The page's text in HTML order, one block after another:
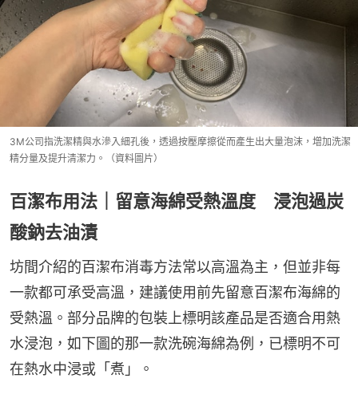
3M公司指洗潔精與水滲入細孔後，透過按壓摩擦從而產生出大量泡沫，增加洗潔
精分量及提升清潔力。（資料圖片）
百潔布用法｜留意海綿受熱溫度 浸泡過炭
酸鈉去油漬
坊間介紹的百潔布消毒方法常以高溫為主，但並非每
一款都可承受高溫，建議使用前先留意百潔布海綿的
受熱溫。部分品牌的包裝上標明該產品是否適合用熱
水浸泡，如下圖的那一款洗碗海綿為例，已標明不可
在熱水中浸或「煮」。